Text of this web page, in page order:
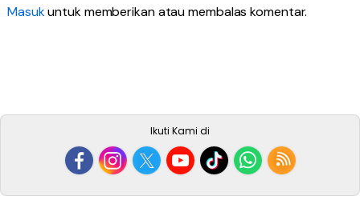
Masukuntuk memberikan atau membalas komentar.
Ikuti Kami di